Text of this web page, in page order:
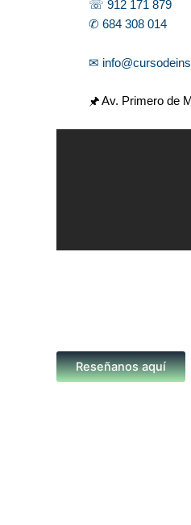
☏ 912 171 879
✆ 684 308 014
✉
🖈 Av. Primero de
Reseñanos aquí